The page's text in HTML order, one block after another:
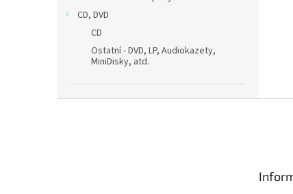
CD, DVD
CD
Ostatní - DVD, LP, Audiokazety,
MiniDisky, atd.